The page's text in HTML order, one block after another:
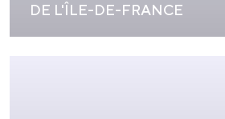
DE L'ÎLE-DE-FRANCE